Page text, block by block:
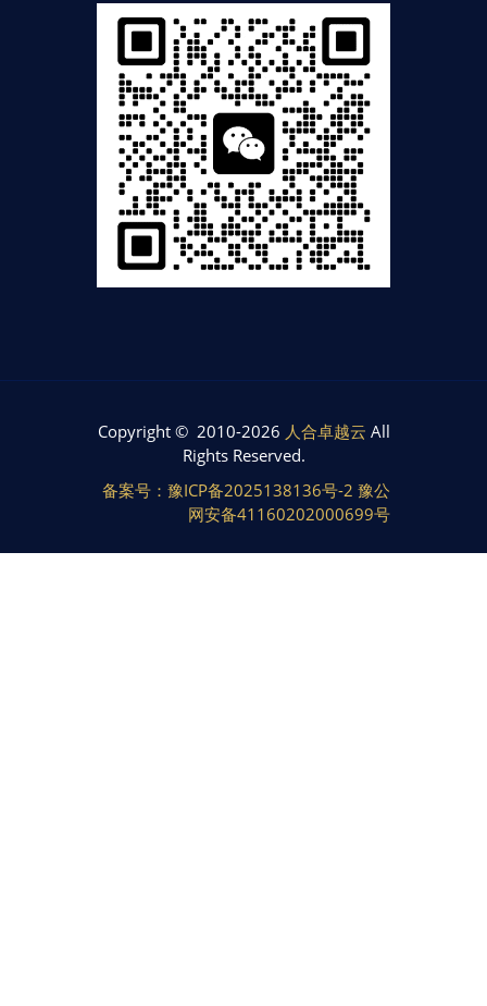
Copyright © 2010-2026 人合卓越云 All
Rights Reserved.
备案号：豫ICP备2025138136号-2 豫公
网安备41160202000699号